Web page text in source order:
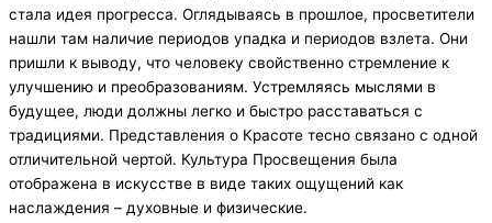
стала идея прогресса. Оглядываясь в прошлое, просветители
нашли там наличие периодов упадка и периодов взлета. Они
пришли к выводу, что человеку свойственно стремление к
улучшению и преобразованиям. Устремляясь мыслями в
будущее, люди должны легко и быстро расставаться с
традициями. Представления о Красоте тесно связано с одной
отличительной чертой. Культура Просвещения была
отображена в искусстве в виде таких ощущений как
наслаждения – духовные и физические.